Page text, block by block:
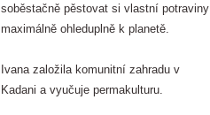
soběstačně pěstovat si vlastní potraviny
maximálně ohleduplně k planetě.
Ivana založila komunitní zahradu v
Kadani a vyučuje permakulturu.